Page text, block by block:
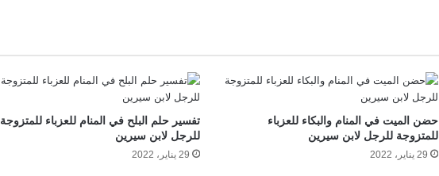
حضن الميت في المنام والبكاء للعزباء
للمتزوجة للرجل لابن سيرين
29 يناير، 2022
تفسير حلم البلح في المنام للعزباء للمتزوجة
للرجل لابن سيرين
29 يناير، 2022